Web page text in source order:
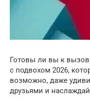
Готовы ли вы к
с подвохом 2026,
возможно, даже
друзьями и